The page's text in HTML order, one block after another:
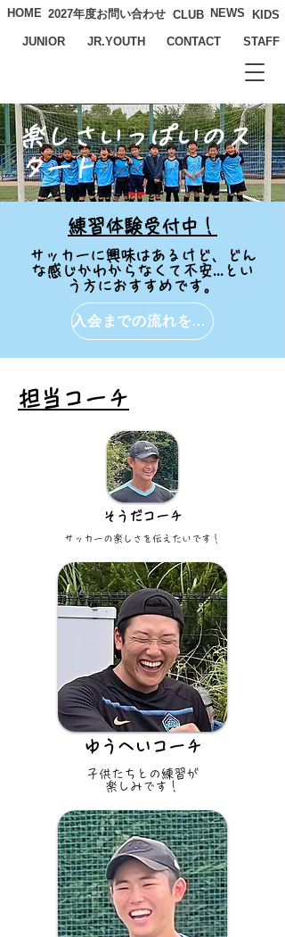
HOME 2027年度お問い合わせ CLUB NEWS KIDS
JUNIOR JR.YOUTH CONTACT STAFF
​楽しさいっぱいのス
タート
練習体験受付中！
サッカーに興味はあるけど、どん
な感じかわからなくて不安...とい
う方におすすめです。
入会までの流れを詳しく
​担当コーチ
​そうだコーチ
サッカーの楽しさを伝えたいです！
ゆうへいコーチ
子供たちとの練習が
楽しみです！